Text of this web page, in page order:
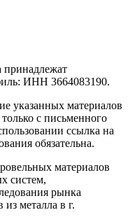
принадлежат
ИНН 3664083190.
указанных материалов
с письменного
ссылка на
обязательна.
материалов
систем,
рынка
металла в г.